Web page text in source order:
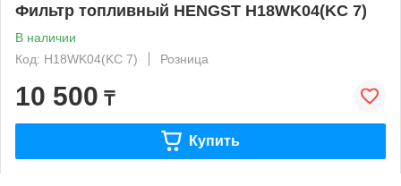
Фильтр топливный HENGST H18WK04(KC 7)
В наличии
Код: H18WK04(KC 7)
Розница
10 500 ₸
Купить